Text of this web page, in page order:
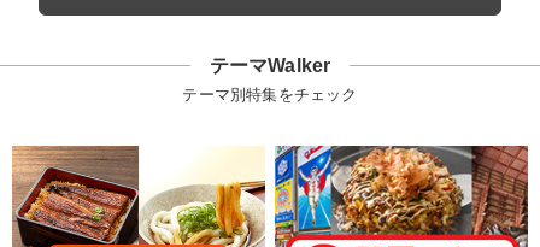
テーマWalker
テーマ別特集をチェック